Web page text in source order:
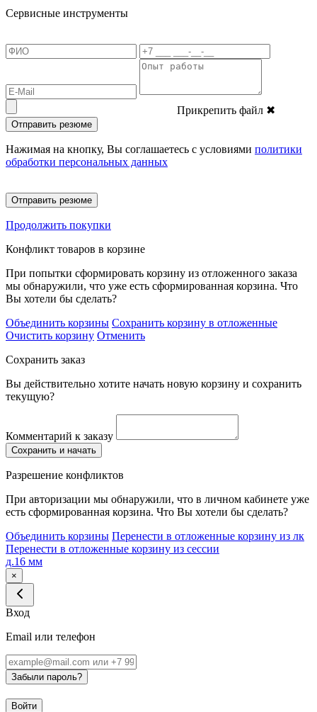
Сервисные инструменты
Прикрепить файл ✖
Отправить резюме
Нажимая на кнопку, Вы соглашаетесь с условиями политики
обработки персональных данных
Отправить резюме
Продолжить покупки
Конфликт товаров в корзине
При попытки сформировать корзину из отложенного заказа
мы обнаружили, что уже есть сформированная корзина. Что
Вы хотели бы сделать?
Объединить корзины Сохранить корзину в отложенные
Очистить корзину Отменить
Сохранить заказ
Вы действительно хотите начать новую корзину и сохранить
текущую?
Комментарий к заказу
Сохранить и начать
Разрешение конфликтов
При авторизации мы обнаружили, что в личном кабинете уже
есть сформированная корзина. Что Вы хотели бы сделать?
Объединить корзины Перенести в отложенные корзину из лк
Перенести в отложенные корзину из сессии
д.16 мм
×
Вход
Email или телефон
Забыли пароль?
Войти